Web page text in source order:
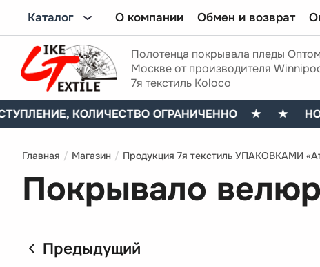
Каталог О компании Обмен и возврат
Полотенца покрывала пледы
Москве от производителя
7я текстиль Koloco
КОЛИЧЕСТВО ОГРАНИЧЕННО★★ НОВОЕ
Главная / Магазин / Продукция 7я текстиль УПАКОВКАМИ
Покрывало
Предыдущий